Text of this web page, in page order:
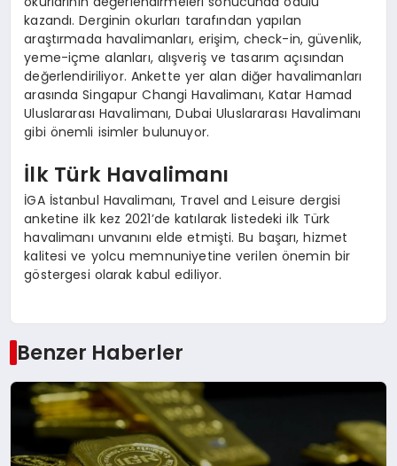
kazandı. Derginin okurları tarafından yapılan
araştırmada havalimanları, erişim, check-in, güvenlik,
yeme-içme alanları, alışveriş ve tasarım açısından
değerlendiriliyor. Ankette yer alan diğer havalimanları
arasında Singapur Changi Havalimanı, Katar Hamad
Uluslararası Havalimanı, Dubai Uluslararası Havalimanı
gibi önemli isimler bulunuyor.
İlk Türk Havalimanı
İGA İstanbul Havalimanı, Travel and Leisure dergisi
anketine ilk kez 2021’de katılarak listedeki ilk Türk
havalimanı unvanını elde etmişti. Bu başarı, hizmet
kalitesi ve yolcu memnuniyetine verilen önemin bir
göstergesi olarak kabul ediliyor.
Benzer Haberler